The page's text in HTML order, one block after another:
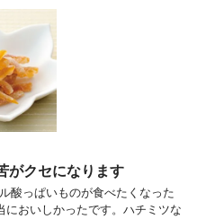
がクセになります
酸っぱいものが食べたくなった
おいしかったです。ハチミツな